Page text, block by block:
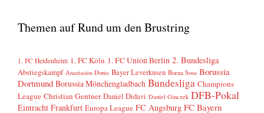
Themen auf Rund um den Brustring
1. FC Heidenheim 1. FC Köln 1. FC Union Berlin 2. Bundesliga
Abstiegskampf Anastasios Donis Bayer Leverkusen Borna Sosa Borussia
Dortmund Borussia Mönchengladbach Bundesliga Champions
League Christian Gentner Daniel Didavi Daniel Ginczek DFB-Pokal
Eintracht Frankfurt Europa League FC Augsburg FC Bayern